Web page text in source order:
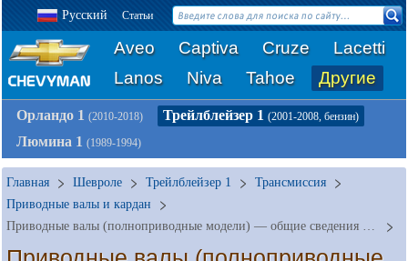
Русский Статьи
Aveo Captiva Cruze
Lacetti
Lanos
Niva Tahoe Другие
Орландо 1 (2010-2018) Трейлблейзер 1 (2001-2008, бензин)
Люмина 1 (1989-1994)
Главная Шевроле Трейлблейзер 1
Трансмиссия
Приводные валы и кардан
Приводные валы (полноприводные модели) — общие сведения и осмотр